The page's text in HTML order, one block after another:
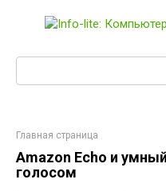
Главная страница
Amazon Echo и
голосом